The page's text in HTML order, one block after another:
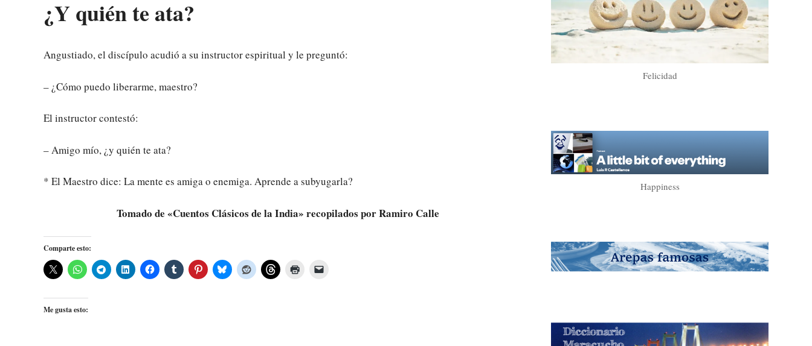
¿Y quién te ata?
Angustiado, el discípulo acudió a su instructor espiritual y le preguntó:
– ¿Cómo puedo liberarme, maestro?
El instructor contestó:
– Amigo mío, ¿y quién te ata?
* El Maestro dice: La mente es amiga o enemiga. Aprende a subyugarla?
Tomado de «Cuentos Clásicos de la India» recopilados por Ramiro Calle
Comparte esto:
Me gusta esto:
Felicidad
Happiness